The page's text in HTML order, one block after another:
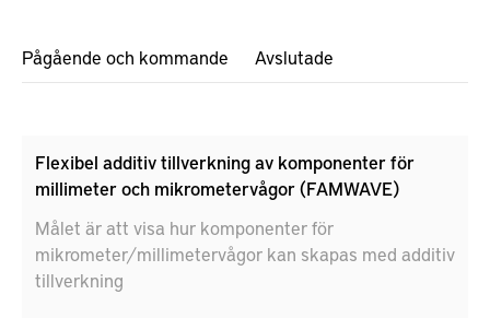
Pågående och kommande Avslutade
Flexibel additiv tillverkning av komponenter för
millimeter och mikrometervågor (FAMWAVE)
Målet är att visa hur komponenter för
mikrometer/millimetervågor kan skapas med additiv
tillverkning